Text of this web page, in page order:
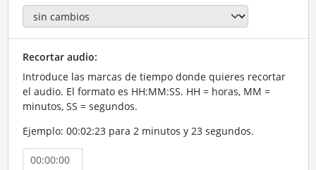
Recortar audio:
Introduce las marcas de tiempo donde quieres recortar
el audio. El formato es HH:MM:SS. HH = horas, MM =
minutos, SS = segundos.
Ejemplo: 00:02:23 para 2 minutos y 23 segundos.